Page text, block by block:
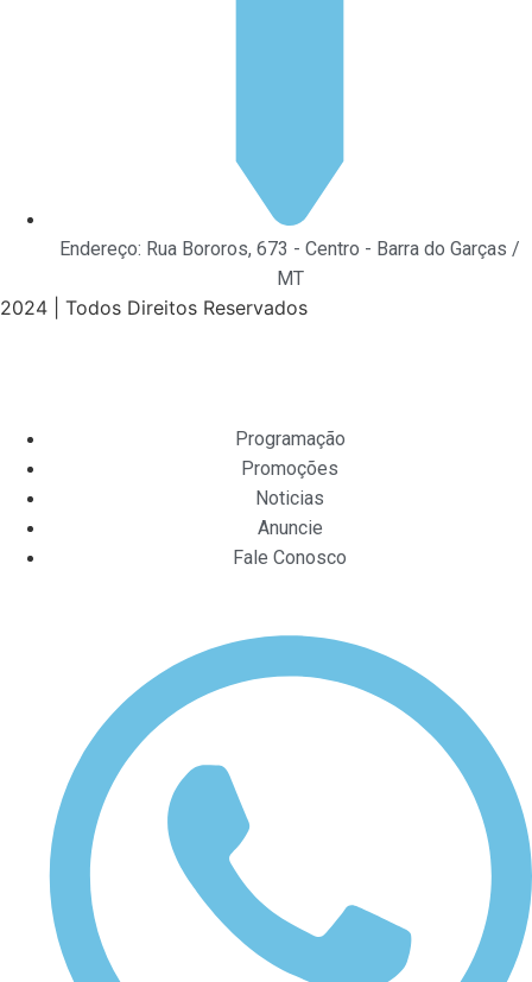
Endereço: Rua Bororos, 673 - Centro - Barra do Garças /
MT
2024 | Todos Direitos Reservados
Programação
Promoções
Noticias
Anuncie
Fale Conosco